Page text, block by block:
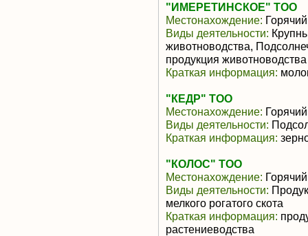
"ИМЕРЕТИНСКОЕ" ТОО
Местонахождение:
Виды деятельности:
животноводства,
продукция животноводства
Краткая информация:
"КЕДР" ТОО
Местонахождение:
Виды деятельности:
Краткая информация:
"КОЛОС" ТОО
Местонахождение:
Виды деятельности:
мелкого рогатого скота
Краткая информация:
растениеводства